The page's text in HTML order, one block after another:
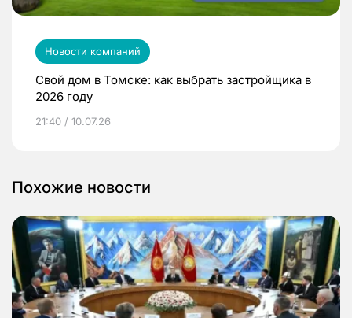
Новости компаний
Свой дом в Томске: как выбрать застройщика в
2026 году
21:40 / 10.07.26
Похожие новости